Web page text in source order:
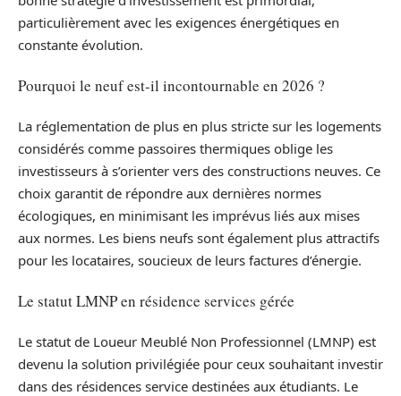
particulièrement avec les exigences énergétiques en
constante évolution.
Pourquoi le neuf est-il incontournable en 2026 ?
La réglementation de plus en plus stricte sur les logements
considérés comme passoires thermiques oblige les
investisseurs à s’orienter vers des constructions neuves. Ce
choix garantit de répondre aux dernières normes
écologiques, en minimisant les imprévus liés aux mises
aux normes. Les biens neufs sont également plus attractifs
pour les locataires, soucieux de leurs factures d’énergie.
Le statut LMNP en résidence services gérée
Le statut de Loueur Meublé Non Professionnel (LMNP) est
devenu la solution privilégiée pour ceux souhaitant investir
dans des résidences service destinées aux étudiants. Le